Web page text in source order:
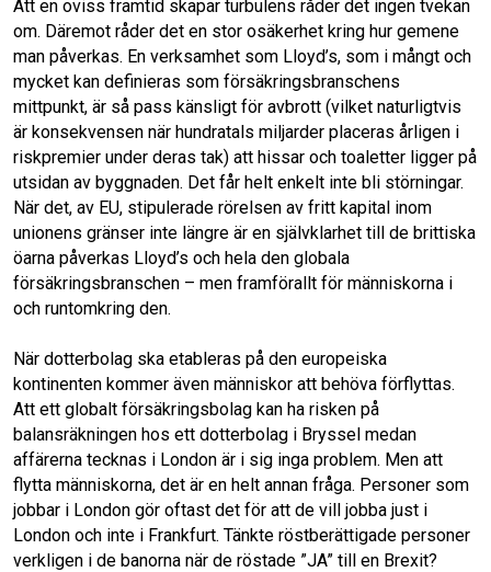
Att en oviss framtid skapar turbulens råder det ingen tvekan
om. Däremot råder det en stor osäkerhet kring hur gemene
man påverkas. En verksamhet som Lloyd’s, som i mångt och
mycket kan definieras som försäkringsbranschens
mittpunkt, är så pass känsligt för avbrott (vilket naturligtvis
är konsekvensen när hundratals miljarder placeras årligen i
riskpremier under deras tak) att hissar och toaletter ligger på
utsidan av byggnaden. Det får helt enkelt inte bli störningar.
När det, av EU, stipulerade rörelsen av fritt kapital inom
unionens gränser inte längre är en självklarhet till de brittiska
öarna påverkas Lloyd’s och hela den globala
försäkringsbranschen – men framförallt för människorna i
och runtomkring den.
När dotterbolag ska etableras på den europeiska
kontinenten kommer även människor att behöva förflyttas.
Att ett globalt försäkringsbolag kan ha risken på
balansräkningen hos ett dotterbolag i Bryssel medan
affärerna tecknas i London är i sig inga problem. Men att
flytta människorna, det är en helt annan fråga. Personer som
jobbar i London gör oftast det för att de vill jobba just i
London och inte i Frankfurt. Tänkte röstberättigade personer
verkligen i de banorna när de röstade ”JA” till en Brexit?